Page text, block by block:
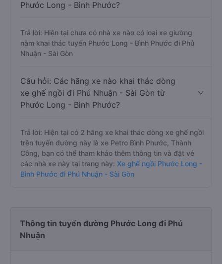
Phước Long - Bình Phước?
Trả lời: Hiện tại chưa có nhà xe nào có loại xe giường
nằm khai thác tuyến Phước Long - Bình Phước đi Phú
Nhuận - Sài Gòn
Câu hỏi: Các hãng xe nào khai thác dòng
xe ghế ngồi đi Phú Nhuận - Sài Gòn từ
Phước Long - Bình Phước?
Trả lời: Hiện tại có 2 hãng xe khai thác dòng xe ghế ngồi
trên tuyến đường này là xe Petro Bình Phước, Thành
Công, bạn có thể tham khảo thêm thông tin và đặt vé
các nhà xe này tại trang này: Xe ghế ngồi Phước Long -
Bình Phước đi Phú Nhuận - Sài Gòn
Thông tin tuyến đường Phước Long đi Phú
Nhuận